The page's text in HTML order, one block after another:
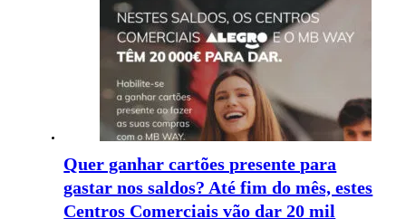
Quer ganhar cartões presente para
gastar nos saldos? Até fim do mês, estes
Centros Comerciais vão dar 20 mil